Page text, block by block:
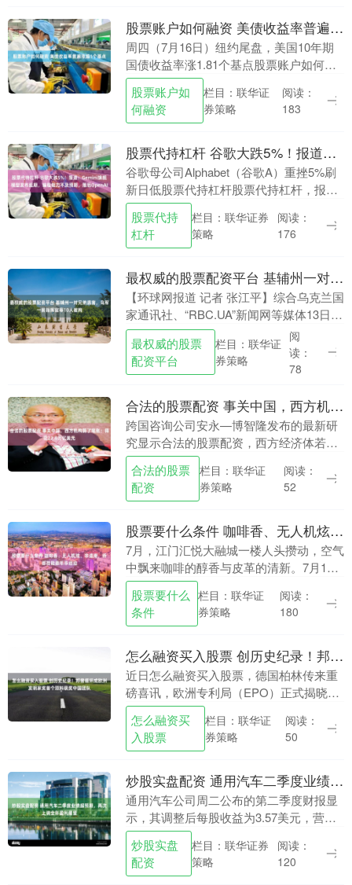
股票账户如何融资 美债收益率普遍涨超1个基点
周四（7月16日）纽约尾盘，美国10年期
国债收益率涨1.81个基点股票账户如何融
资，报4.5654%，整体冲高回落，亚太盘
初以来持续上扬，北京时间20:40刷新....
股票账户如
何融资
栏目：联华证
券策略
阅读：
183
股票代持杠杆 谷歌大跌5%！报道：Gemini旗舰模型发布延期，编程能力不及预期，落后OpenAI
谷歌母公司Alphabet（谷歌A）重挫5%刷
新日低股票代持杠杆股票代持杠杆，报道
称谷歌Gemini模型将推迟发布。....
股票代持
杠杆
栏目：联华证券
策略
阅读：
176
最权威的股票配资平台 基辅州一对兄弟遇害，乌军一前指挥官等10人被拘
【环球网报道 记者 张江平】综合乌克兰国
家通讯社、“RBC.UA”新闻网等媒体13日报
道，乌克兰基辅州卡利诺夫卡地区两名居
民近日被杀害，已有10人被拘留最权威
的....
最权威的股票
配资平台
栏目：联华证
券策略
阅
读：
78
合法的股票配资 事关中国，西方机构算了笔账：得花23.6万亿美元
跨国咨询公司安永—博智隆发布的最新研
究显示合法的股票配资，西方经济体若想
降低在整条战略供应链上对中国的依赖，
成本高达23.6万亿美元。该研究还强调，
即便砸下如此....
合法的股票
配资
栏目：联华证
券策略
阅读：
52
股票要什么条件 咖啡香、无人机炫、非遗潮，侨都技能嘉年华启动
7月，江门汇悦大融城一楼人头攒动，空气
中飘来咖啡的醇香与皮革的清新。7月11
日，“世界青年技能日暨粤港澳（江门）技
能嘉年华交流系列活动”主会场在此启动。
从商场中....
股票要什么
条件
栏目：联华证
券策略
阅读：
180
怎么融资买入股票 创历史纪录！邦普循环成欧洲发明家奖首个双料获奖中国团队
近日怎么融资买入股票，德国柏林传来重
磅喜讯，欧洲专利局（EPO）正式揭晓
“2026年欧洲发明家奖”获奖名单，邦普循
环凭借全球领先的动力电池回收创新技
术，一举拿下....
怎么融资买
入股票
栏目：联华证
券策略
阅读：
50
炒股实盘配资 通用汽车二季度业绩超预期，再次上调全年盈利展望
通用汽车公司周二公布的第二季度财报显
示，其调整后每股收益为3.57美元，营收
达480亿美元，均超出市场预期。基于强
劲表现炒股实盘配资，公司宣布上调2026
年全年....
炒股实盘
配资
栏目：联华证券
策略
阅读：
120